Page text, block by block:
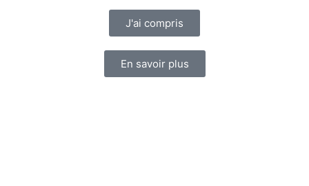
J'ai compris
En savoir plus